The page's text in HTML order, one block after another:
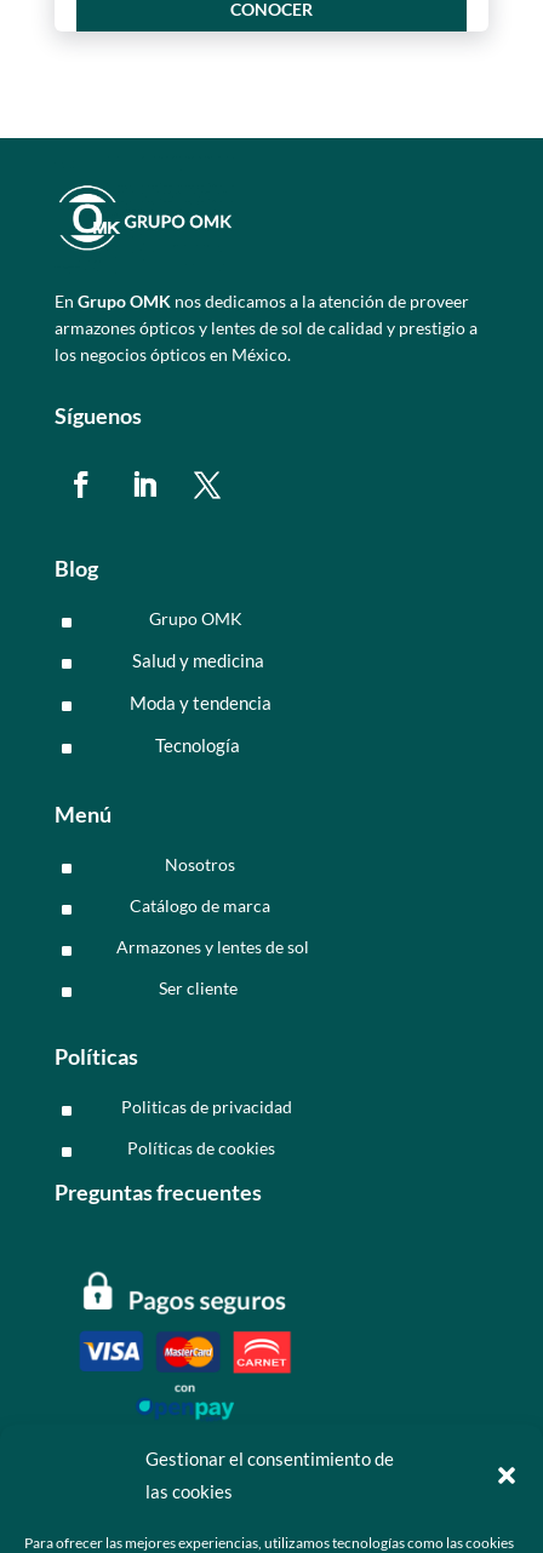
Gestionar el consentimiento de
las cookies
Para ofrecer las mejores experiencias, utilizamos tecnologías como las cookies
CONOCER
En Grupo OMKnos dedicamos a la atención de proveer
armazones ópticos y lentes de sol de calidad y prestigio a
los negocios ópticos en México.
Síguenos
Blog
^ Grupo OMK
^ Salud y medicina
^ Moda y tendencia
^ Tecnología
Menú
^ Nosotros
^ Catálogo de marca
^ Armazones y lentes de sol
^ Ser cliente
Políticas
^ Politicas de privacidad
^ Políticas de cookies
Preguntas frecuentes